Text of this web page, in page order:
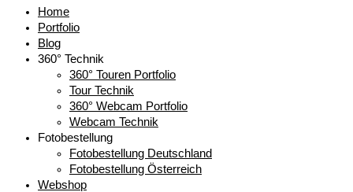
Home
Portfolio
Blog
360° Technik
360° Touren Portfolio
Tour Technik
360° Webcam Portfolio
Webcam Technik
Fotobestellung
Fotobestellung Deutschland
Fotobestellung Österreich
Webshop